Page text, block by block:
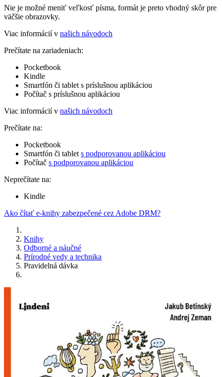
Nie je možné meniť veľkosť písma, formát je preto vhodný skôr pre
väčšie obrazovky.
Viac informácií v našich návodoch
Prečítate na zariadeniach:
Pocketbook
Kindle
Smartfón či tablet s príslušnou aplikáciou
Počítač s príslušnou aplikáciou
Viac informácií v našich návodoch
Prečítate na:
Pocketbook
Smartfón či tablet s podporovanou aplikáciou
Počítač s podporovanou aplikáciou
Neprečítate na:
Kindle
Ako čítať e-knihy zabezpečené cez Adobe DRM?
Knihy
Odborné a náučné
Prírodné vedy a technika
Pravidelná dávka